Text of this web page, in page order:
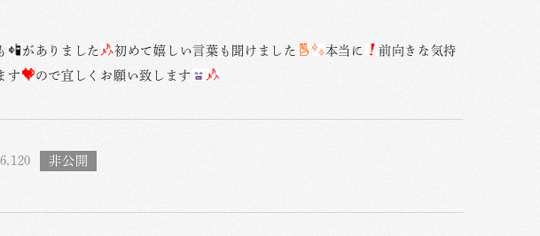
がありました 初めて嬉しい言葉も聞けました 本当に
前向きな気持
す ので宜しくお願い致します